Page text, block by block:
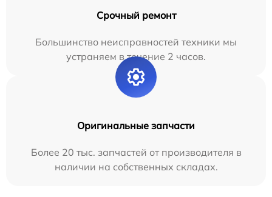
Срочный ремонт
Большинство неисправностей техники мы
устраняем в течение 2 часов.
Оригинальные запчасти
Более 20 тыс. запчастей от производителя в
наличии на собственных складах.